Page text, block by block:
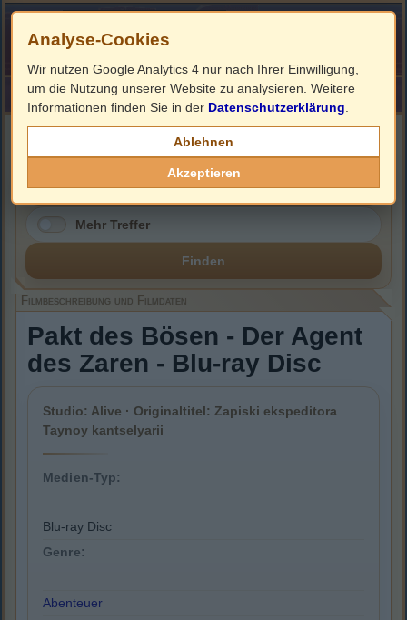
HOME ImpressumLinks
Filmbeschreibung, Cover & Blu-ray Infos
Mehr Treffer
Finden
Filmbeschreibung und Filmdaten
Pakt des Bösen - Der Agent
des Zaren - Blu-ray Disc
Studio: Alive · Originaltitel: Zapiski ekspeditora
Taynoy kantselyarii
Medien-Typ:
Blu-ray Disc
Genre:
Abenteuer
Analyse-Cookies
Wir nutzen Google Analytics 4 nur nach Ihrer Einwilligung,
um die Nutzung unserer Website zu analysieren. Weitere
Informationen finden Sie in der Datenschutzerklärung
Ablehnen
Akzeptieren